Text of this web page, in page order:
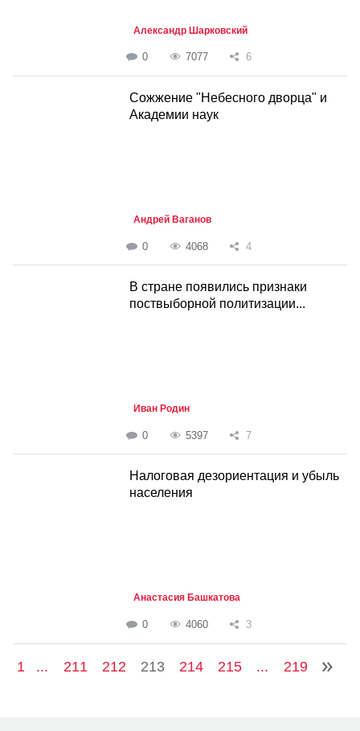
Александр Шарковский
0 7077 6
Сожжение "Небесного дворца" и
Академии наук
Андрей Ваганов
0 4068 4
В стране появились признаки
поствыборной политизации...
Иван Родин
0 5397 7
Налоговая дезориентация и убыль
населения
Анастасия Башкатова
0 4060 3
1 ... 211 212 213 214 215 ... 219